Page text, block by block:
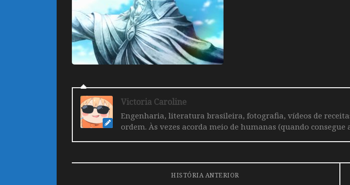
Victoria Caroline
Engenharia, literatura brasileira, fotografia, vídeos de
ordem. Às vezes acorda meio de humanas (quando consegue
HISTÓRIA ANTERIOR